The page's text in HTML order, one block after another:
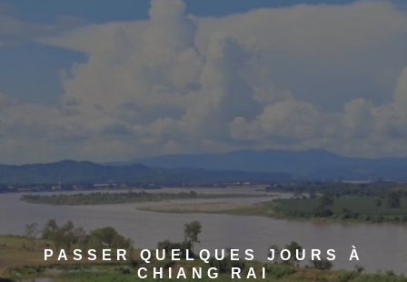
PASSER QUELQUES JOURS À
CHIANG RAI